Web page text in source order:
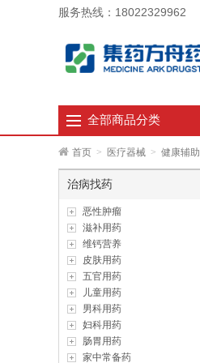
服务热线：18022329962
全部商品分类
首页 > 医疗器械 > 健康辅助
治病找药
恶性肿瘤
滋补用药
维钙营养
皮肤用药
五官用药
儿童用药
男科用药
妇科用药
肠胃用药
家中常备药